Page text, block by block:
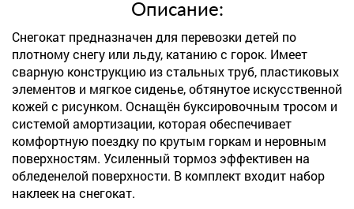
Описание:
Снегокат предназначен для перевозки детей по
плотному снегу или льду, катанию с горок. Имеет
сварную конструкцию из стальных труб, пластиковых
элементов и мягкое сиденье, обтянутое искусственной
кожей с рисунком. Оснащён буксировочным тросом и
системой амортизации, которая обеспечивает
комфортную поездку по крутым горкам и неровным
поверхностям. Усиленный тормоз эффективен на
обледенелой поверхности. В комплект входит набор
наклеек на снегокат.